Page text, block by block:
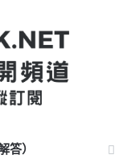
）